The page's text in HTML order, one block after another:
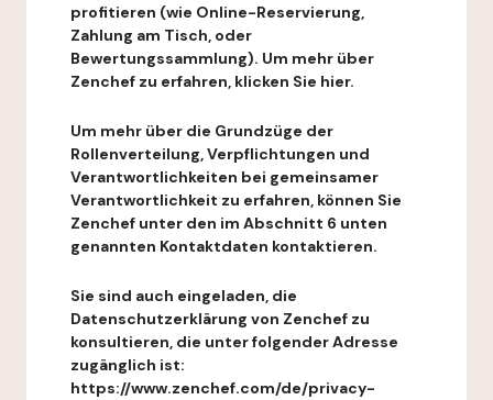
profitieren (wie Online-Reservierung,
Zahlung am Tisch, oder
Bewertungssammlung). Um mehr über
Zenchef zu erfahren, klicken Sie hier.
Um mehr über die Grundzüge der
Rollenverteilung, Verpflichtungen und
Verantwortlichkeiten bei gemeinsamer
Verantwortlichkeit zu erfahren, können Sie
Zenchef unter den im Abschnitt 6 unten
genannten Kontaktdaten kontaktieren.
Sie sind auch eingeladen, die
Datenschutzerklärung von Zenchef zu
konsultieren, die unter folgender Adresse
zugänglich ist:
https://www.zenchef.com/de/privacy-